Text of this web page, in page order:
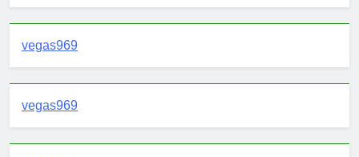
vegas969
vegas969